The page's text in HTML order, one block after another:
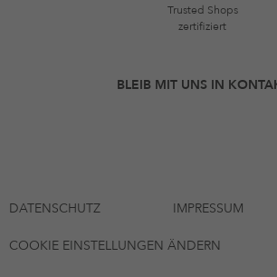
Trusted Shops
zertifiziert
BLEIB MIT UNS IN
DATENSCHUTZ IMPRESSUM
COOKIE EINSTELLUNGEN ÄNDERN